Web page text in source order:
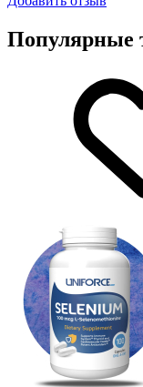
Популярные